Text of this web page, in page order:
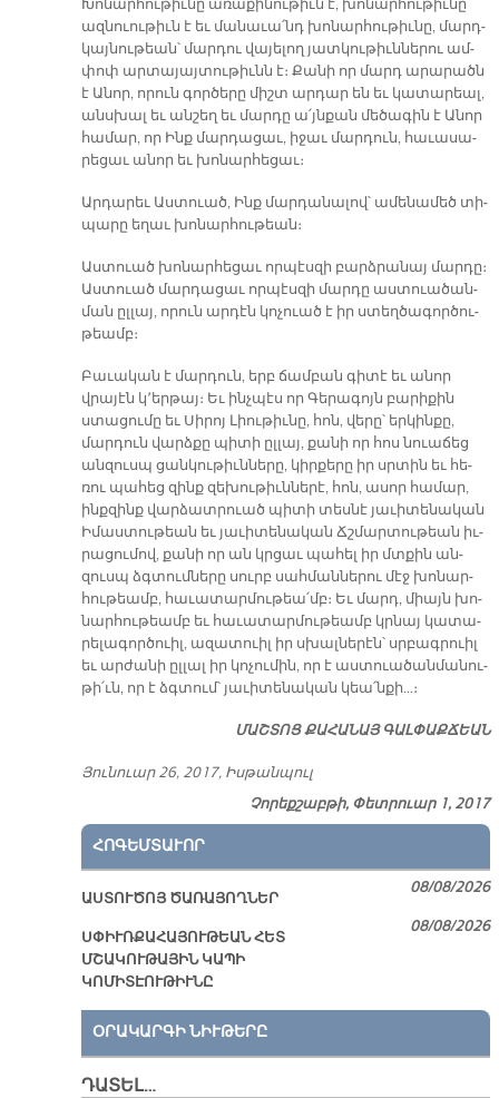
Խո­նար­հու­թիւ­նը ա­ռա­քի­նու­թիւն է, խո­նար­հու­թիւ­նը
ազ­նուու­թիւն է եւ մա­նա­ւա՛նդ խո­նար­հու­թիւ­նը, մարդ­
կայ­նու­թեան՝ մար­դու վա­յե­լող յատ­կու­թիւն­նե­րու ամ­
փոփ ար­տա­յայ­տու­թիւնն է։ Քա­նի որ մարդ ա­րա­րածն
է Ա­նոր, ո­րուն գոր­ծե­րը միշտ ար­դա­ր են եւ կա­տա­րեալ,
անս­խալ եւ ան­շեղ եւ մար­դը ա՛յն­քան մե­ծա­գին է Ա­նոր
հա­մար, որ Ինք մար­դա­ցաւ, ի­ջաւ մար­դուն, հա­ւա­սա­
րե­ցաւ ա­նոր եւ խո­նար­հե­ցաւ։
Ար­դա­րեւ Աս­տուած, Ինք մար­դա­նա­լով՝ ա­մե­նա­մեծ տի­
պա­րը ե­ղաւ խո­նար­հու­թեան։
Աս­տուած խո­նար­հե­ցաւ որ­պէս­զի բարձ­րա­նայ մար­դը։
Աս­տուած մար­դա­ցաւ որ­պէս­զի մար­դը աս­տուա­ծան­
ման ըլ­լայ, ո­րուն ար­դէն կո­չուած է իր ստեղ­ծա­գոր­ծու­
թեամբ։
Բա­ւա­կան է մար­դուն, երբ ճամ­բան գի­տէ եւ ա­նոր
վրա­յէն կ՚եր­թայ։ Եւ ինչ­պէս որ Գե­րա­գոյն բա­րի­քին
ստա­ցու­մը եւ Սի­րոյ Լիու­թիւ­նը, հոն, վե­րը՝ եր­կին­քը,
մար­դուն վարձ­քը պի­տի ըլ­լայ, քա­նի որ հոս նուա­ճեց
ան­զուսպ ցան­կու­թիւն­նե­րը, կիր­քե­րը իր սրտին եւ հե­
ռու պա­հեց զինք զե­խու­թիւն­նե­րէ, հոն, ա­սոր հա­մար,
ինք­զինք վար­ձատ­րուած պի­տի տես­նէ յա­ւի­տե­նա­կան
Ի­մաս­տու­թեան եւ յա­ւի­տե­նա­կան Ճշմար­տու­թեան իւ­
րա­ցու­մով, քա­նի որ ան կրցաւ պա­հել իր մտքին ան­
զուսպ ձգ­­տում­նե­րը սուրբ սահ­ման­նե­րու մէջ խո­նար­
հու­թեամբ, հա­ւա­տար­մու­թեա՛մբ։ Եւ մարդ, միայն խո­
նար­հու­թեամբ եւ հա­ւա­տար­մու­թեամբ կրնայ կա­տա­
րե­լա­գոր­ծուիլ, ա­զա­տուիլ իր սխալ­նե­րէն՝ սրբագ­րուիլ
եւ ար­ժա­նի ըլ­լալ իր կո­չու­մին, որ է աս­տուա­ծան­մա­նու­
թի՛ւն, որ է ձգտում՝ յա­ւի­տե­նա­կան կեա՛ն­քի…։
ՄԱՇ­ՏՈՑ ՔԱ­ՀԱ­ՆԱՅ ԳԱԼ­ՓԱՔ­ՃԵԱՆ
Յու­նուար 26, 2017, Իս­թան­պուլ
Չորեքշաբթի, Փետրուար 1, 2017
ՀՈԳԵՄՏԱՒՈՐ
ԱՍՏՈՒԾՈՅ ԾԱՌԱՅՈՂՆԵՐ
08/08/2026
ՍՓԻՒՌՔԱՀԱՅՈՒԹԵԱՆ ՀԵՏ
ՄՇԱԿՈՒԹԱՅԻՆ ԿԱՊԻ
ԿՈՄԻՏԷՈՒԹԻՒՆԸ
08/08/2026
ՕՐԱԿԱՐԳԻ ՆԻՒԹԵՐԸ
ԴԱՏԵԼ…